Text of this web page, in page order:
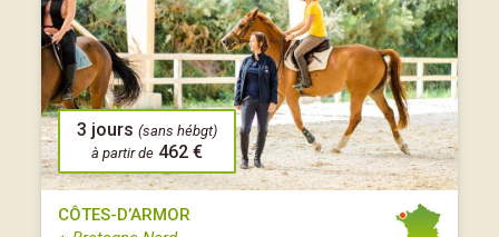
3 jours (sans hébgt)
à partir de 462 €
CÔTES-D’ARMOR